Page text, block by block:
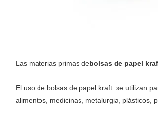
Las materias primas debolsas de papel
El uso de bolsas de papel kraft: se utilizan
alimentos, medicinas, metalurgia, plásticos,